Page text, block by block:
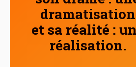
dramatisation
et sa réalité :
réalisation.